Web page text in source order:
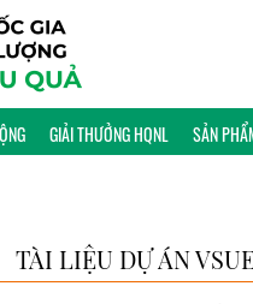
GIẢI THƯỞNG HQNL SẢN
TÀI LIỆU DỰ ÁN